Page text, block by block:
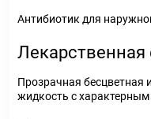
Антибиотик для
Прозрачная бесцветная
жидкость с характерным